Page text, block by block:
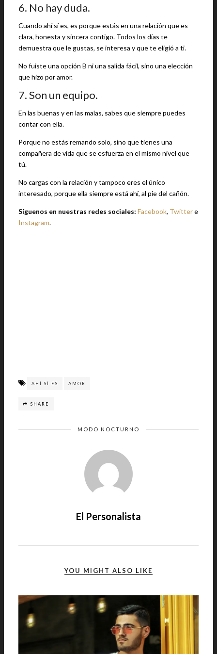
6. No hay duda.
Cuando ahí sí es, es porque estás en una relación que es
clara, honesta y sincera contigo. Todos los días te
demuestra que le gustas, se interesa y que te eligió a ti.
No fuiste una opción B ni una salida fácil, sino una elección
que hizo por amor.
7. Son un equipo.
En las buenas y en las malas, sabes que siempre puedes
contar con ella.
Porque no estás remando solo, sino que tienes una
compañera de vida que se esfuerza en el mismo nivel que
tú.
No cargas con la relación y tampoco eres el único
interesado, porque ella siempre está ahí, al pie del cañón.
Síguenos en nuestras redes sociales: Facebook, Twittere
Instagram.
AHÍ SÍ ES AMOR
SHARE
MODO NOCTURNO
El Personalista
YOU MIGHT ALSO LIKE